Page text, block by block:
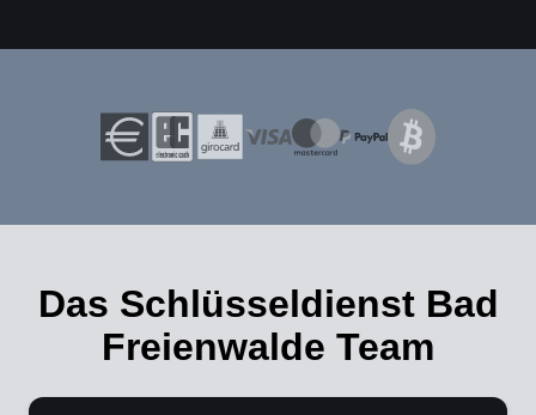
Das Schlüsseldienst Bad
Freienwalde Team